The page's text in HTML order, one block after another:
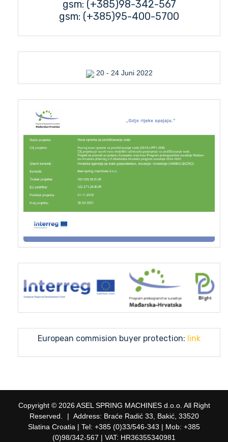
gsm: (+385)98-342-567
gsm: (+385)95-400-5700
20 - 24 Juni 2022
European commision buyer protection: link
Copyright © 2026 ASEL SPRING MACHINES d.o.o. All Right
Reserved.
| Address: Braće Radić 33, Bakić, 33520
Slatina Croatia | Tel: +385 (0)33/546-343 | Mob: +385
(0)98/342-567 | VAT: HR36355340981